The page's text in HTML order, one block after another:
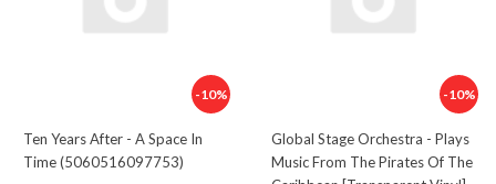
-10%
Ten Years After - A Space In
Time (5060516097753)
-10%
Global Stage Orchestra - Plays
Music From The Pirates Of The